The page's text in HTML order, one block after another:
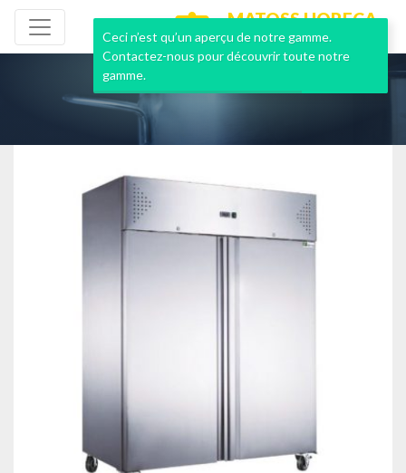
MATOSS HORECA
NEUF & OCCASION
Ceci n’est qu’un aperçu de notre gamme.
Contactez-nous pour découvrir toute notre
gamme.